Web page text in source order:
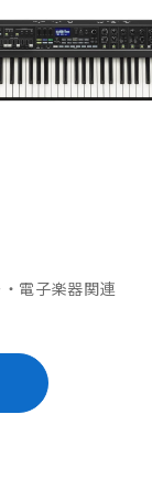
電子楽器関連